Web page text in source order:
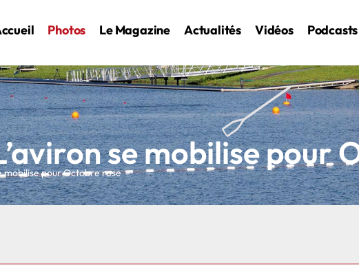
Photos Le Magazine Actualités Vidéos Podcasts
se mobilise pour
mobilise pour Octobre rose